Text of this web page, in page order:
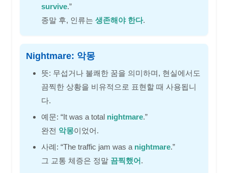
survive.”
종말 후, 인류는 생존해야 한다.
Nightmare: 악몽
뜻: 무섭거나 불쾌한 꿈을 의미하며, 현실에서도
끔찍한 상황을 비유적으로 표현할 때 사용됩니
다.
예문: “It was a total nightmare.”
완전 악몽이었어.
사례: “The traffic jam was a nightmare.”
그 교통 체증은 정말 끔찍했어.